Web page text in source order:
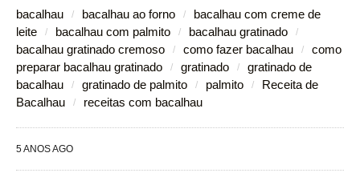
bacalhau bacalhau ao forno
bacalhau com creme de
leite
bacalhau com palmito
bacalhau gratinado
bacalhau gratinado cremoso
como fazer bacalhau
como
preparar bacalhau gratinado
gratinado
gratinado de
bacalhau
gratinado de palmito palmito
Receita de
Bacalhau
receitas com bacalhau
5 ANOS AGO